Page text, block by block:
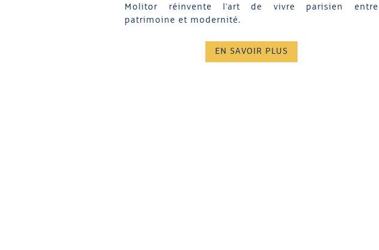
Molitor réinvente l'art de vivre parisien entre
patrimoine et modernité.
EN SAVOIR PLUS